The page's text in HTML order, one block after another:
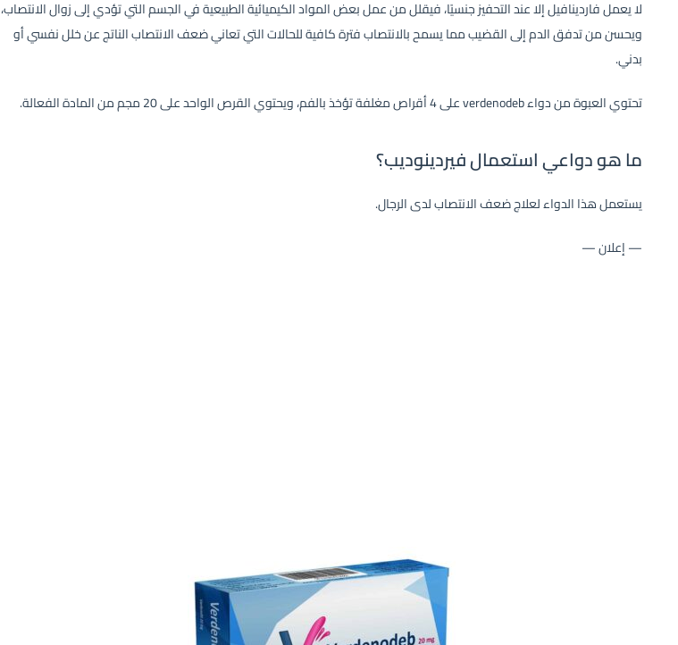
لا يعمل فاردينافيل إلا عند التحفيز جنسيًا، فيقلل من عمل بعض المواد الكيميائية الطبيعية في الجسم التي تؤدي إلى زوال الانتصاب،
ويحسن من تدفق الدم إلى القضيب مما يسمح بالانتصاب فترة كافية للحالات التي تعاني ضعف الانتصاب الناتج عن خلل نفسي أو
بدني.
تحتوي العبوة من دواء verdenodeb على 4 أقراص مغلفة تؤخذ بالفم، ويحتوي القرص الواحد على 20 مجم من المادة الفعالة.
ما هو دواعي استعمال فيردينوديب؟
يستعمل هذا الدواء لعلاج ضعف الانتصاب لدى الرجال.
— إعلان —